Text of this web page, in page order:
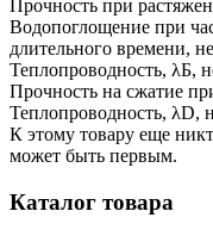
Прочность при
Водопоглощение при
длительного времени,
Теплопроводность, λБ,
Прочность на сжатие
Теплопроводность, λD,
К этому товару еще
может быть первым.
Каталог товара